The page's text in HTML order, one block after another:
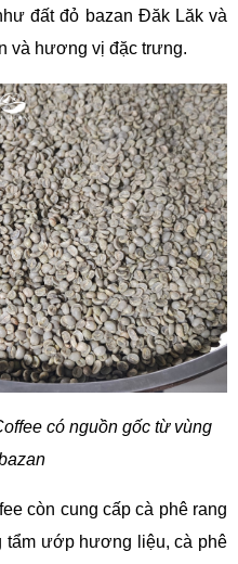
đất đỏ bazan Đăk Lăk và
và hương vị đặc trưng.
có nguồn gốc từ vùng
còn cung cấp cà phê rang
tẩm ướp hương liệu, cà phê